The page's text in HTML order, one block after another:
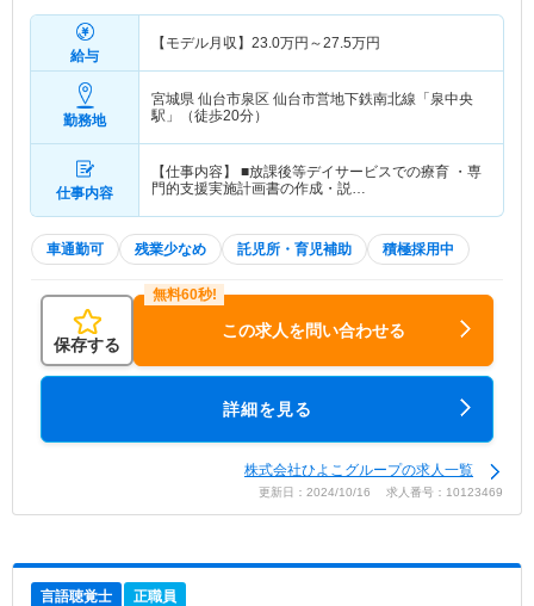
給与
【モデル月収】 23.0万円～27.5万円
勤務地
宮城県 仙台市泉区 仙台市営地下鉄南北線「泉中央
駅」（徒歩20分）
仕事内容
【仕事内容】 ■放課後等デイサービスでの療育 ・専
門的支援実施計画書の作成・説…
車通勤可 残業少なめ 託児所・育児補助 積極採用中
保存する
この求人を問い合わせる
詳細を見る
株式会社ひよこグループの求人一覧
更新日：2024/10/16 求人番号：10123469
言語聴覚士 正職員